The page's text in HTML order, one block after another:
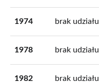
1974 brak udziału
1978 brak udziału
1982 brak udziału